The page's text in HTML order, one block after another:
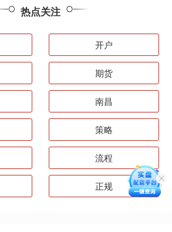
热点关注
开户
期货
南昌
策略
流程
正规